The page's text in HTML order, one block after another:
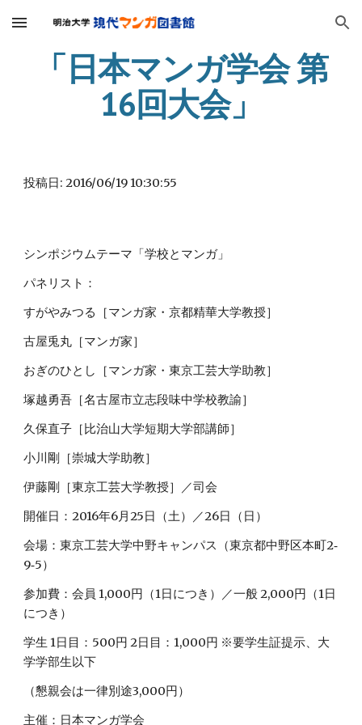
Skip to main content Skip to navigation
「日本マンガ学会 第
16回大会」
投稿日: 2016/06/19 10:30:55
シンポジウムテーマ「学校とマンガ」
パネリスト：
すがやみつる［マンガ家・京都精華大学教授］
古屋兎丸［マンガ家］
おぎのひとし［マンガ家・東京工芸大学助教］
塚越勇吾［名古屋市立志段味中学校教諭］
久保直子［比治山大学短期大学部講師］
小川剛［崇城大学助教］
伊藤剛［東京工芸大学教授］／司会
開催日：2016年6月25日（土）／26日（日）
会場：東京工芸大学中野キャンパス（東京都中野区本町2‐
9‐5）
参加費：会員 1,000円（1日につき）／一般 2,000円（1日
につき）
学生 1日目：500円 2日目：1,000円 ※要学生証提示、大
学学部生以下
（懇親会は一律別途3,000円）
主催：日本マンガ学会